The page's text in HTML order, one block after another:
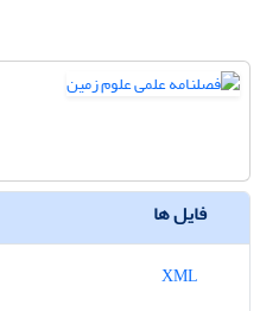
فایل ها